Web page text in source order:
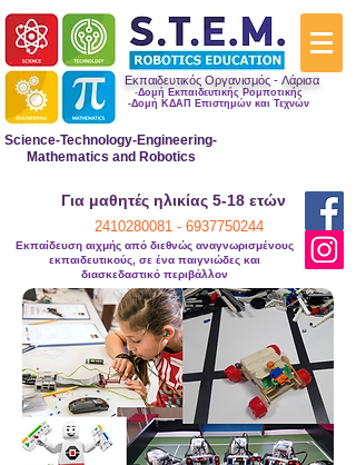
Εκπαιδευτικός Οργανισμός - Λάρισα
-Δομή Εκπαιδευτικής Ρομποτικής
-Δομή ΚΔΑΠ Επιστημών και Τεχνών
Science-Technology-Engineering-
Mathematics and Robotics
Για μαθητές ηλικίας 5-18 ετών
2410280081 - 6937750244
Εκπαίδευση αιχμής από διεθνώς αναγνωρισμένους
εκπαιδευτικούς, σε ένα παιγνιώδες και
διασκεδαστικό περιβάλλον